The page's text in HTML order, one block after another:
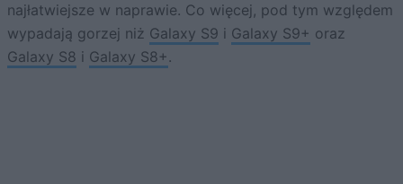
najłatwiejsze w naprawie. Co więcej, pod tym względem
wypadają gorzej niż Galaxy S9 i Galaxy S9+ oraz
Galaxy S8 i Galaxy S8+.